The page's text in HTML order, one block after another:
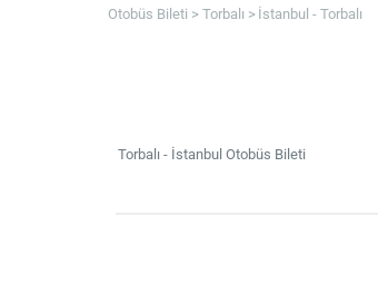
Otobüs Bileti Torbalı İstanbul - Torbalı
Torbalı - İstanbul Otobüs Bileti